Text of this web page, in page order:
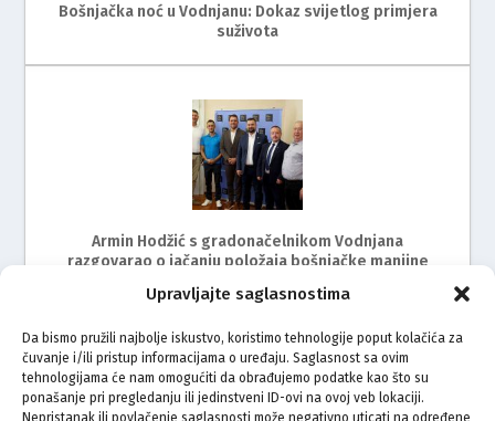
Upravljajte saglasnostima
Da bismo pružili najbolje iskustvo, koristimo tehnologije poput kolačića za
čuvanje i/ili pristup informacijama o uređaju. Saglasnost sa ovim
tehnologijama će nam omogućiti da obrađujemo podatke kao što su
ponašanje pri pregledanju ili jedinstveni ID-ovi na ovoj veb lokaciji.
Nepristanak ili povlačenje saglasnosti može negativno uticati na određene
Bošnjačka noć u Vodnjanu: Dokaz svijetlog primjera
suživota
Armin Hodžić s gradonačelnikom Vodnjana
razgovarao o jačanju položaja bošnjačke manjine